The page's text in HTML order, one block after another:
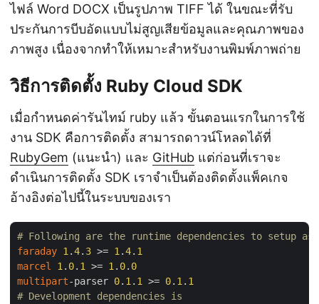
ไฟล์ Word DOCX เป็นรูปภาพ TIFF ได้ ในขณะที่รับ
ประกันการบีบอัดแบบไม่สูญเสียข้อมูลและคุณภาพของ
ภาพสูง เนื่องจากทำให้เหมาะสำหรับงานพิมพ์ภาพถ่าย
วิธีการติดตั้ง Ruby Cloud SDK
เมื่อกำหนดค่ารันไทม์ ruby แล้ว ขั้นตอนแรกในการใช้
งาน SDK คือการติดตั้ง สามารถดาวน์โหลดได้ที่
RubyGem (แนะนำ) และ GitHub แต่ก่อนที่เราจะ
ดำเนินการติดตั้ง SDK เราจำเป็นต้องติดตั้งแพ็คเกจ
อ้างอิงต่อไปนี้ในระบบของเรา
# Following are the runtime dependencies to setup
faraday 1 .4. 3 >= 1 .4. 1
marcel
1 . 0. 1 >= 1 . 0. 0
multipart-parser 0. 1 . 1 >= 0. 1 . 1
# Development dependencies is